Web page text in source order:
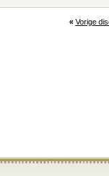
« Vorige